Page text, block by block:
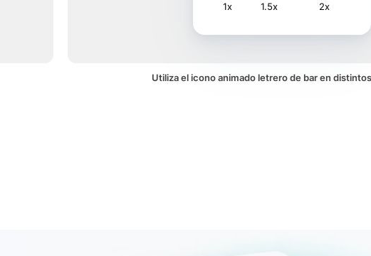
1x 1.5x 2x
Utiliza el icono animado letrero de bar en